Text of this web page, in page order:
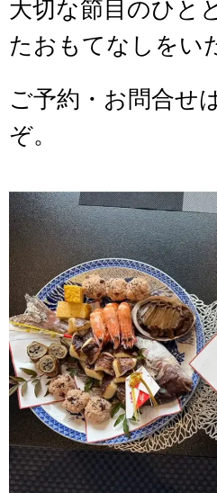
大切な節目のひと
たおもてなしをい
ご予約・お問合せ
ぞ。